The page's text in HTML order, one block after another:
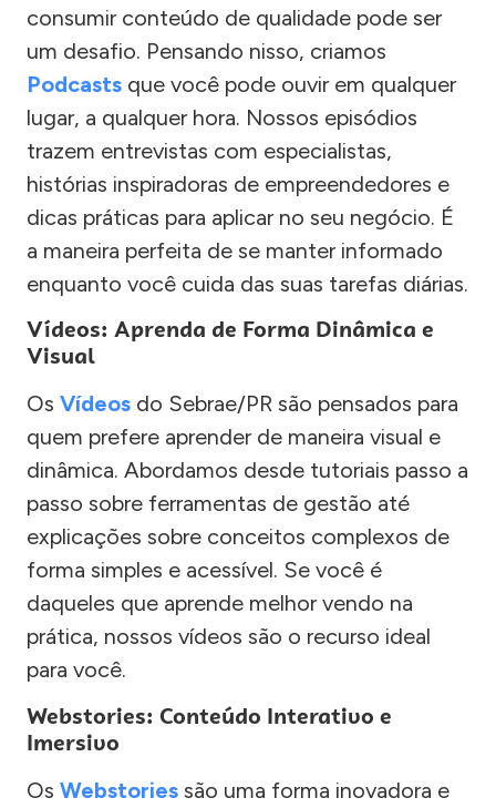
consumir conteúdo de qualidade pode ser
um desafio. Pensando nisso, criamos
Podcasts que você pode ouvir em qualquer
lugar, a qualquer hora. Nossos episódios
trazem entrevistas com especialistas,
histórias inspiradoras de empreendedores e
dicas práticas para aplicar no seu negócio. É
a maneira perfeita de se manter informado
enquanto você cuida das suas tarefas diárias.
Vídeos: Aprenda de Forma Dinâmica e
Visual
Os Vídeos do Sebrae/PR são pensados para
quem prefere aprender de maneira visual e
dinâmica. Abordamos desde tutoriais passo a
passo sobre ferramentas de gestão até
explicações sobre conceitos complexos de
forma simples e acessível. Se você é
daqueles que aprende melhor vendo na
prática, nossos vídeos são o recurso ideal
para você.
Webstories: Conteúdo Interativo e
Imersivo
Os Webstories são uma forma inovadora e